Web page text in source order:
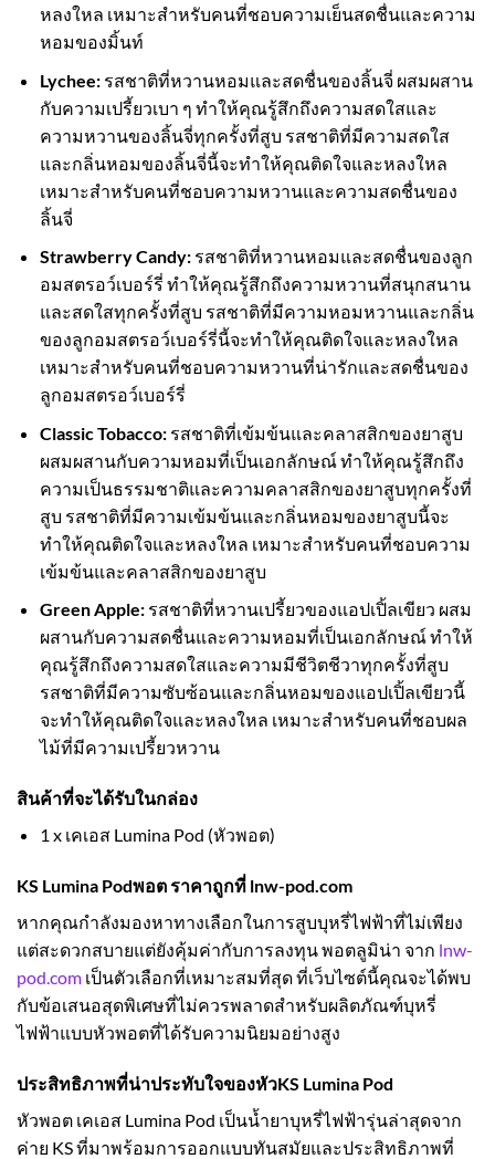
หลงใหล เหมาะสำหรับคนที่ชอบความเย็นสดชื่นและความ
หอมของมิ้นท์
Lychee:รสชาติที่หวานหอมและสดชื่นของลิ้นจี่ ผสมผสาน
กับความเปรี้ยวเบา ๆ ทำให้คุณรู้สึกถึงความสดใสและ
ความหวานของลิ้นจี่ทุกครั้งที่สูบ รสชาติที่มีความสดใส
และกลิ่นหอมของลิ้นจี่นี้จะทำให้คุณติดใจและหลงใหล
เหมาะสำหรับคนที่ชอบความหวานและความสดชื่นของ
ลิ้นจี่
Strawberry Candy:รสชาติที่หวานหอมและสดชื่นของลูก
อมสตรอว์เบอร์รี่ ทำให้คุณรู้สึกถึงความหวานที่สนุกสนาน
และสดใสทุกครั้งที่สูบ รสชาติที่มีความหอมหวานและกลิ่น
ของลูกอมสตรอว์เบอร์รี่นี้จะทำให้คุณติดใจและหลงใหล
เหมาะสำหรับคนที่ชอบความหวานที่น่ารักและสดชื่นของ
ลูกอมสตรอว์เบอร์รี่
Classic Tobacco:รสชาติที่เข้มข้นและคลาสสิกของยาสูบ
ผสมผสานกับความหอมที่เป็นเอกลักษณ์ ทำให้คุณรู้สึกถึง
ความเป็นธรรมชาติและความคลาสสิกของยาสูบทุกครั้งที่
สูบ รสชาติที่มีความเข้มข้นและกลิ่นหอมของยาสูบนี้จะ
ทำให้คุณติดใจและหลงใหล เหมาะสำหรับคนที่ชอบความ
เข้มข้นและคลาสสิกของยาสูบ
Green Apple:รสชาติที่หวานเปรี้ยวของแอปเปิ้ลเขียว ผสม
ผสานกับความสดชื่นและความหอมที่เป็นเอกลักษณ์ ทำให้
คุณรู้สึกถึงความสดใสและความมีชีวิตชีวาทุกครั้งที่สูบ
รสชาติที่มีความซับซ้อนและกลิ่นหอมของแอปเปิ้ลเขียวนี้
จะทำให้คุณติดใจและหลงใหล เหมาะสำหรับคนที่ชอบผล
ไม้ที่มีความเปรี้ยวหวาน
สินค้าที่จะได้รับในกล่อง
1 x เคเอส Lumina Pod (หัวพอต)
KS Lumina Podพอต ราคาถูกที่ lnw-pod.com
หากคุณกำลังมองหาทางเลือกในการสูบบุหรี่ไฟฟ้าที่ไม่เพียง
แต่สะดวกสบายแต่ยังคุ้มค่ากับการลงทุน พอตลูมิน่า จาก lnw-
pod.com เป็นตัวเลือกที่เหมาะสมที่สุด ที่เว็บไซต์นี้คุณจะได้พบ
กับข้อเสนอสุดพิเศษที่ไม่ควรพลาดสำหรับผลิตภัณฑ์บุหรี่
ไฟฟ้าแบบหัวพอตที่ได้รับความนิยมอย่างสูง
ประสิทธิภาพที่น่าประทับใจของหัวKS Lumina Pod
หัวพอต เคเอส Lumina Pod เป็นน้ำยาบุหรี่ไฟฟ้ารุ่นล่าสุดจาก
ค่าย KS ที่มาพร้อมการออกแบบทันสมัยและประสิทธิภาพที่